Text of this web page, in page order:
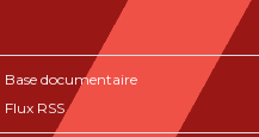
Base documentaire
Flux RSS